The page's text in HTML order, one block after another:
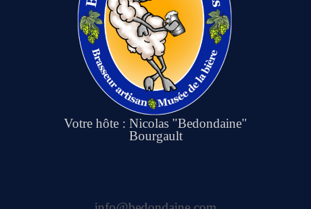
Votre hôte : Nicolas "Bedondaine"
Bourgault